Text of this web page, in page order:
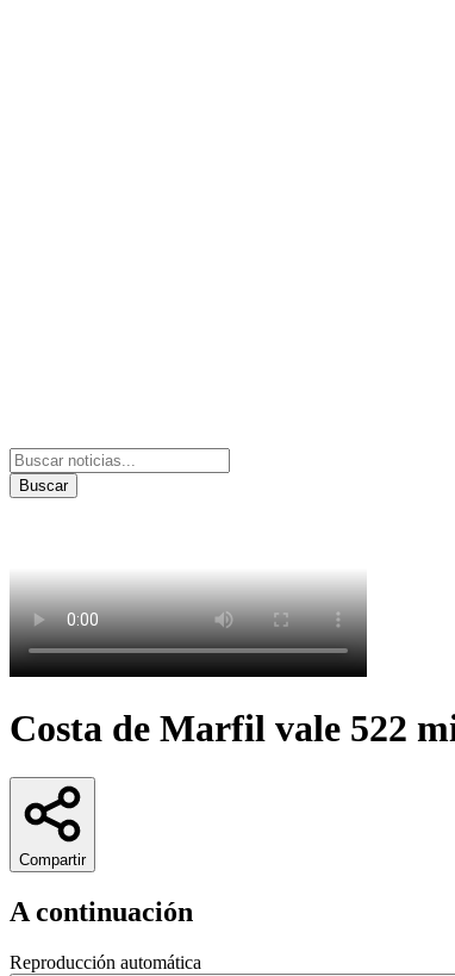
Buscar
Costa de Marfil vale 522
Compartir
A continuación
Reproducción automática